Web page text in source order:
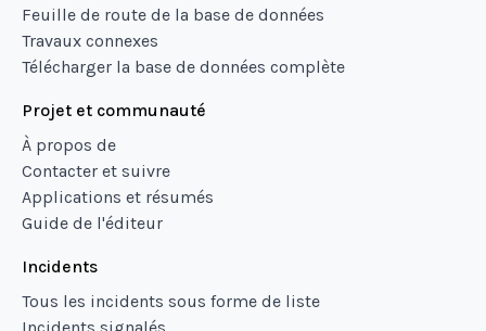
Feuille de route de la base de données
Travaux connexes
Télécharger la base de données complète
Projet et communauté
À propos de
Contacter et suivre
Applications et résumés
Guide de l'éditeur
Incidents
Tous les incidents sous forme de liste